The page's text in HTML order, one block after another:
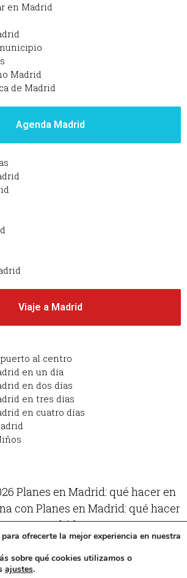
en Madrid
Madrid
de Madrid
Agenda Madrid
Viaje a Madrid
al centro
en un día
en dos días
en tres días
en cuatro días
Planes en Madrid: qué hacer en
con Planes en Madrid: qué hacer
en Madrid
ofrecerte la mejor experiencia en nuestra
sobre qué cookies utilizamos o
ajustes.